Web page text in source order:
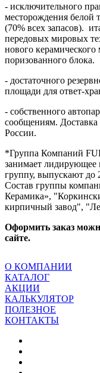
- исключительного
месторождения белой
(70% всех запасов). и
передовых мировых
нового
поризованного блока.
- достаточного
площади для ответ-
- собственного
сообщениям. Доставка
России.
*Группа Компаний
занимает лидирующее
группу, выпускают до
Состав группы
Керамика»,
кирпичный завод",
Оформить заказ
сайте.
О КОМПАНИИ
КАТАЛОГ
АКЦИИ
КАЛЬКУЛЯТОР
ПОЛЕЗНОЕ
КОНТАКТЫ